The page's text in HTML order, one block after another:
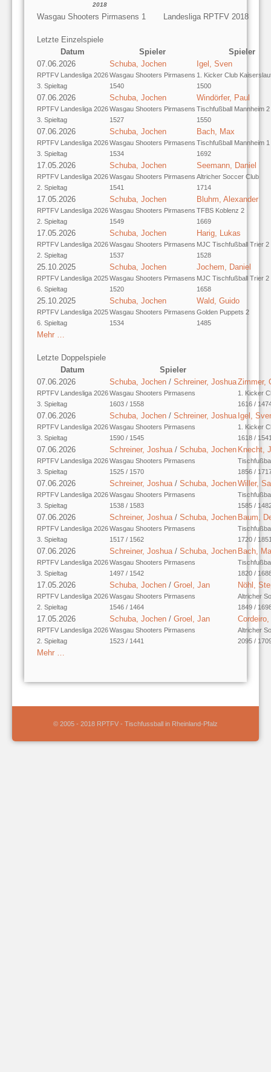
2018
Wasgau Shooters Pirmasens 1 Landesliga RPTFV 2018
Letzte Einzelspiele
Datum
Spieler
Spieler
07.06.2026
RPTFV Landesliga 2026
3. Spieltag
Schuba, Jochen
Wasgau Shooters Pirmasens
1540
Igel, Sven
1. Kicker Club
1500
07.06.2026
RPTFV Landesliga 2026
3. Spieltag
Schuba, Jochen
Wasgau Shooters Pirmasens
1527
Windörfer, Paul
Tischfußball Mannheim 2
1550
07.06.2026
RPTFV Landesliga 2026
3. Spieltag
Schuba, Jochen
Wasgau Shooters Pirmasens
1534
Bach, Max
Tischfußball Mannheim 1
1692
17.05.2026
RPTFV Landesliga 2026
2. Spieltag
Schuba, Jochen
Wasgau Shooters Pirmasens
1541
Seemann, Daniel
Altricher Soccer Club
1714
17.05.2026
RPTFV Landesliga 2026
2. Spieltag
Schuba, Jochen
Wasgau Shooters Pirmasens
1549
Bluhm, Alexander
TFBS Koblenz 2
1669
17.05.2026
RPTFV Landesliga 2026
2. Spieltag
Schuba, Jochen
Wasgau Shooters Pirmasens
1537
Harig, Lukas
MJC Tischfußball Trier 2
1528
25.10.2025
RPTFV Landesliga 2025
6. Spieltag
Schuba, Jochen
Wasgau Shooters Pirmasens
1520
Jochem, Daniel
MJC Tischfußball Trier 2
1658
25.10.2025
RPTFV Landesliga 2025
6. Spieltag
Schuba, Jochen
Wasgau Shooters Pirmasens
1534
Wald, Guido
Golden Puppets 2
1485
Mehr …
Letzte Doppelspiele
Datum
Spieler
07.06.2026
RPTFV Landesliga 2026
3. Spieltag
Schuba, Jochen / Schreiner, Joshua
Wasgau Shooters Pirmasens
1603 / 1558
Zimmer,
1. Kicker
1616 /
07.06.2026
RPTFV Landesliga 2026
3. Spieltag
Schuba, Jochen / Schreiner, Joshua
Wasgau Shooters Pirmasens
1590 / 1545
Igel,
1. Kicker
1618 /
07.06.2026
RPTFV Landesliga 2026
3. Spieltag
Schreiner, Joshua / Schuba, Jochen
Wasgau Shooters Pirmasens
1525 / 1570
Knecht,
1856 /
07.06.2026
RPTFV Landesliga 2026
3. Spieltag
Schreiner, Joshua / Schuba, Jochen
Wasgau Shooters Pirmasens
1538 / 1583
Willer,
1585 /
07.06.2026
RPTFV Landesliga 2026
3. Spieltag
Schreiner, Joshua / Schuba, Jochen
Wasgau Shooters Pirmasens
1517 / 1562
Baum,
1720 /
07.06.2026
RPTFV Landesliga 2026
3. Spieltag
Schreiner, Joshua / Schuba, Jochen
Wasgau Shooters Pirmasens
1497 / 1542
Bach,
1820 /
17.05.2026
RPTFV Landesliga 2026
2. Spieltag
Schuba, Jochen / Groel, Jan
Wasgau Shooters Pirmasens
1546 / 1464
Nöhl,
Altricher
1849 /
17.05.2026
RPTFV Landesliga 2026
2. Spieltag
Schuba, Jochen / Groel, Jan
Wasgau Shooters Pirmasens
1523 / 1441
Altricher
2095 /
Mehr …
© 2005 - 2018 RPTFV - Tischfussball in Rheinland-Pfalz